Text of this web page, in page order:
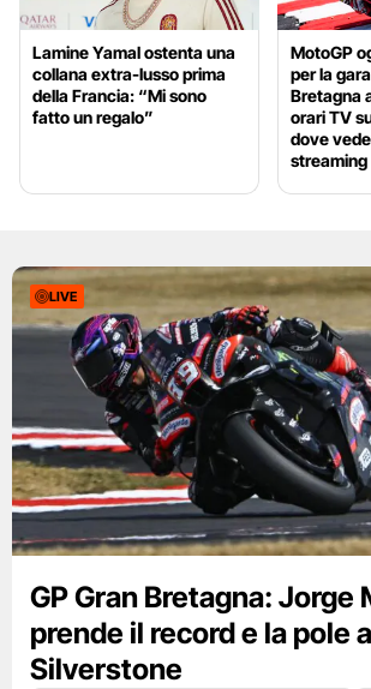
Lamine Yamal ostenta una
collana extra-lusso prima
della Francia: “Mi sono
fatto un regalo”
MotoGP
per la
Bretagna
orari TV
dove
streaming
LIVE
GP Gran Bretagna: Jorge
prende il record e la pole a
Silverstone